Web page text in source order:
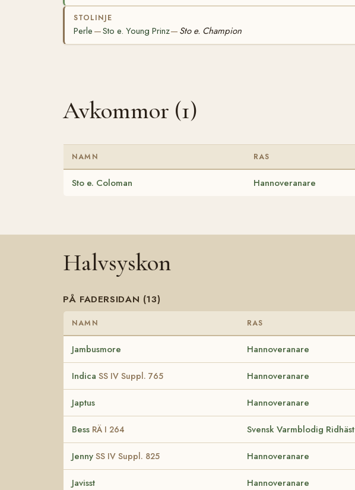
STOLINJE
Perle —Sto e. Young Prinz— Sto e. Champion
Avkommor (1)
NAMN RAS
Sto e. Coloman Hannoveranare
Halvsyskon
PÅ FADERSIDAN (13)
NAMN RAS
Jambusmore Hannoveranare
Indica SS IV Suppl. 765 Hannoveranare
Japtus Hannoveranare
Bess RÄ I 264 Svensk Varmblodig Ridhäst
Jenny SS IV Suppl. 825 Hannoveranare
Javisst Hannoveranare